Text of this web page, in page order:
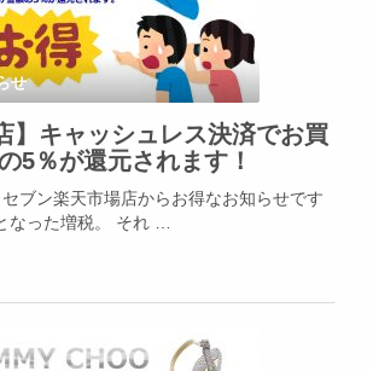
せ
】キャッシュレス決済でお買
5％が還元されます！
ブン楽天市場店からお得なお知らせです
った増税。 それ …